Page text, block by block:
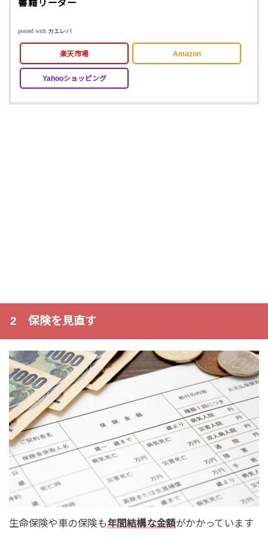
書籍リーダー
posted with カエレバ
楽天市場 Amazon
Yahooショッピング
2 保険を見直す
生命保険や車の保険も年間結構な金額がかかっています